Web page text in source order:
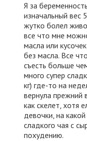
Я за
изначальный вес
жутко болел
все что мне
масла или
без масла. Все
съесть больше
много супер
кг) где-то на
вернула прежний
как скелет, хотя
девочки, на
сладкого чая с
похудению.